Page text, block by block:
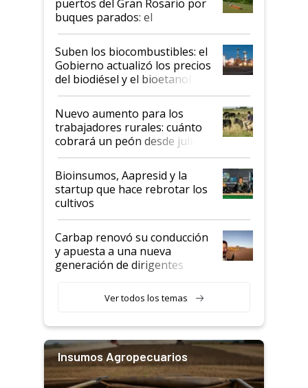
puertos del Gran Rosario por
buques parados: el
funcionamiento de las
exportadoras en tensión tras
la medida de fuerza de los
prácticos
Suben los biocombustibles: el
Gobierno actualizó los precios
del biodiésel y el bioetanol
Nuevo aumento para los
trabajadores rurales: cuánto
cobrará un peón desde julio
Bioinsumos, Aapresid y la
startup que hace rebrotar los
cultivos
Carbap renovó su conducción
y apuesta a una nueva
generación de dirigentes
Ver todos los temas
Insumos Agropecuarios